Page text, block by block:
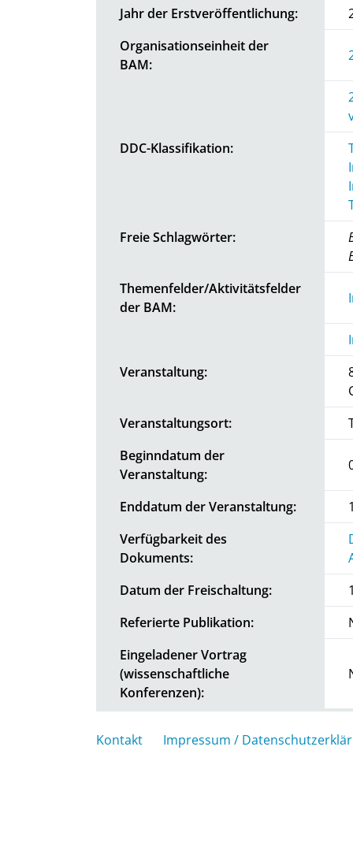
Jahr der Erstveröffentlichung:
Organisationseinheit der
BAM:
DDC-Klassifikation:
Freie Schlagwörter:
Themenfelder/Aktivitätsfelder
der BAM:
Veranstaltung:
Veranstaltungsort:
Beginndatum der
Veranstaltung:
Enddatum der Veranstaltung:
Verfügbarkeit des
Dokuments:
Datum der Freischaltung:
Referierte Publikation:
Eingeladener Vortrag
(wissenschaftliche
Konferenzen):
Kontakt Impressum /